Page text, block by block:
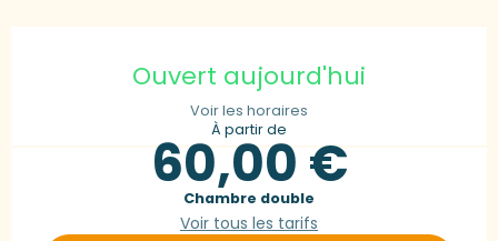
Ouvert aujourd'hui
Voir les horaires
À partir de
60,00 €
Chambre double
Voir tous les tarifs